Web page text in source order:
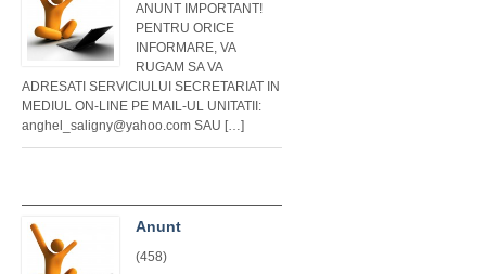
ANUNT IMPORTANT!
PENTRU ORICE
INFORMARE, VA
RUGAM SA VA
ADRESATI SERVICIULUI SECRETARIAT IN
MEDIUL ON-LINE PE MAIL-UL UNITATII:
anghel_saligny@yahoo.com SAU […]
Anunt
(458)